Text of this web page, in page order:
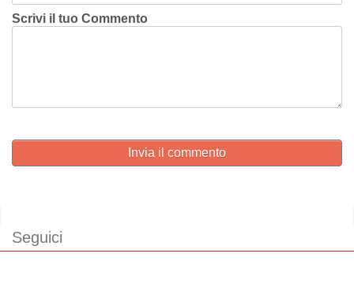
Scrivi il tuo Commento
Invia il commento
Seguici